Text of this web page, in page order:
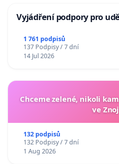
Vyjádření podpory pro
1 761 podpisů
137 Podpisy / 7 dní
14 Jul 2026
Chceme zelené, nikoli
ve
132 podpisů
132 Podpisy / 7 dní
1 Aug 2026